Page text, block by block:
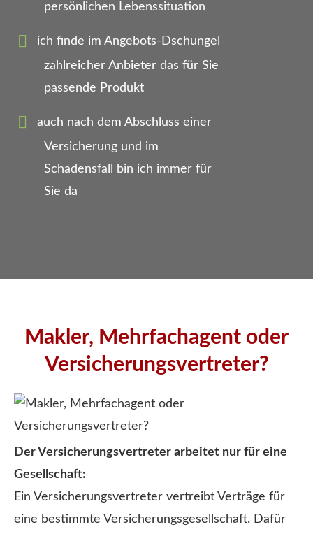
persönlichen Lebenssituation
ich finde im Angebots-Dschungel
zahlreicher Anbieter das für Sie
passende Produkt
auch nach dem Abschluss einer
Versicherung und im
Schadensfall bin ich immer für
Sie da
Makler, Mehrfachagent oder
Versicherungsvertreter?
Der Versicherungsvertreter arbeitet nur für eine
Gesellschaft:
Ein Versicherungsvertreter vertreibt Verträge für
eine bestimmte Versicherungsgesellschaft. Dafür